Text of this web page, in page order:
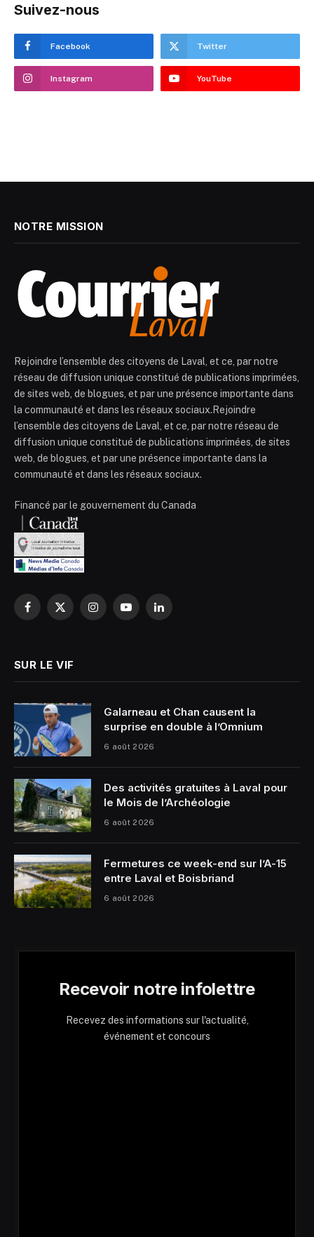
Suivez-nous
Facebook Twitter
Instagram YouTube
NOTRE MISSION
Rejoindre l’ensemble des citoyens de Laval, et ce, par notre
réseau de diffusion unique constitué de publications imprimées,
de sites web, de blogues, et par une présence importante dans
la communauté et dans les réseaux sociaux.Rejoindre
l’ensemble des citoyens de Laval, et ce, par notre réseau de
diffusion unique constitué de publications imprimées, de sites
web, de blogues, et par une présence importante dans la
communauté et dans les réseaux sociaux.
Financé par le gouvernement du Canada
Facebook
X
InstagramYouTubeLinkedIn
SUR LE VIF
Galarneau et Chan causent la
surprise en double à l’Omnium
6 août 2026
Des activités gratuites à Laval pour
le Mois de l’Archéologie
6 août 2026
Fermetures ce week-end sur l’A-15
entre Laval et Boisbriand
6 août 2026
Recevoir notre infolettre
Recevez des informations sur l'actualité,
événement et concours